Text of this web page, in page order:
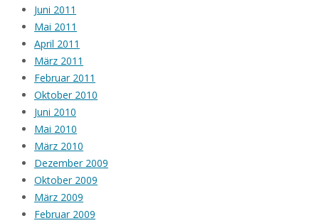
Juni 2011
Mai 2011
April 2011
März 2011
Februar 2011
Oktober 2010
Juni 2010
Mai 2010
März 2010
Dezember 2009
Oktober 2009
März 2009
Februar 2009